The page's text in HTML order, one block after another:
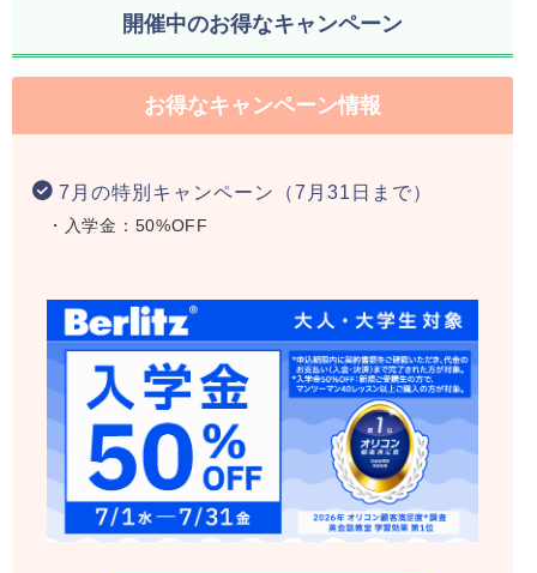
開催中のお得なキャンペーン
お得なキャンペーン情報
7月の特別キャンペーン（7月31日まで）
・入学金：50%OFF